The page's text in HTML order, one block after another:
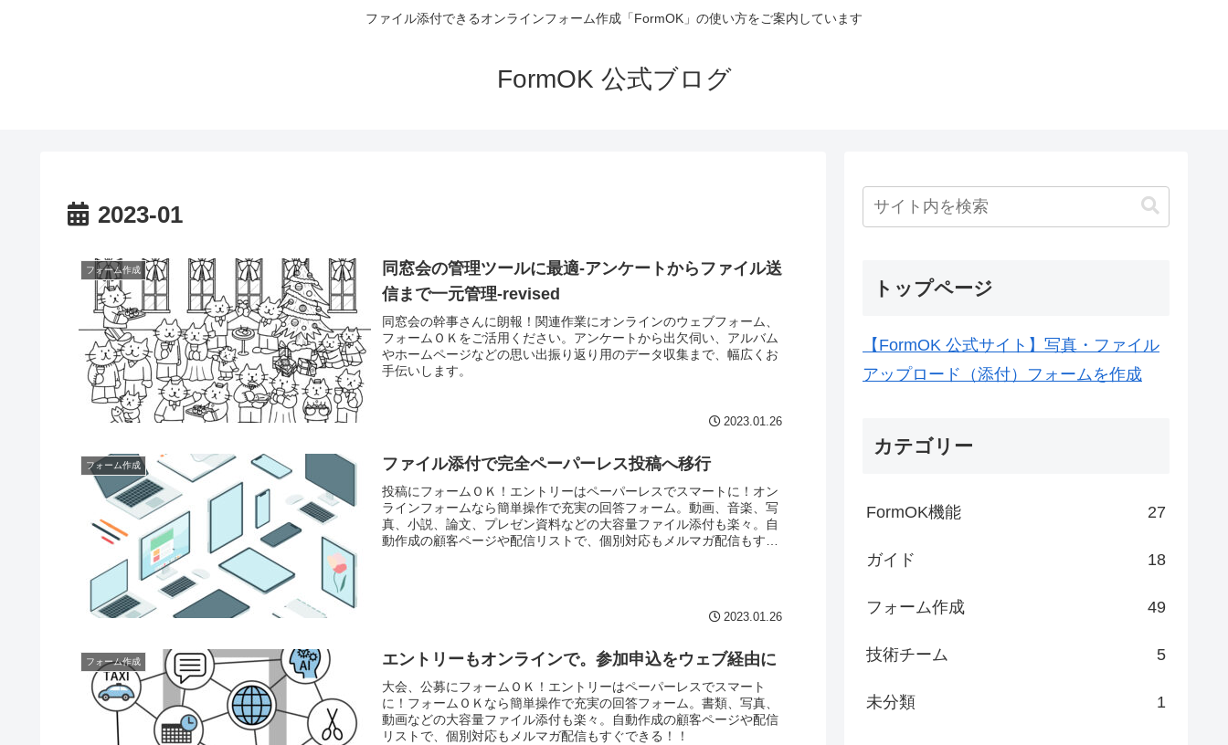
ファイル添付できるオンラインフォーム作成「FormOK」の使い方をご案内しています
FormOK 公式ブログ
2023-01
フォーム作成
同窓会の管理ツールに最適-アンケートからファイル送
信まで一元管理-revised
同窓会の幹事さんに朗報！関連作業にオンラインのウェブフォーム、
フォームＯＫをご活用ください。アンケートから出欠伺い、アルバム
やホームページなどの思い出振り返り用のデータ収集まで、幅広くお
手伝いします。
2023.01.26
フォーム作成 ファイル添付で完全ペーパーレス投稿へ移行
投稿にフォームＯＫ！エントリーはペーパーレスでスマートに！オン
ラインフォームなら簡単操作で充実の回答フォーム。動画、音楽、写
真、小説、論文、プレゼン資料などの大容量ファイル添付も楽々。自
動作成の顧客ページや配信リストで、個別対応もメルマガ配信もすぐ
2023.01.26
フォーム作成 エントリーもオンラインで。参加申込をウェブ経由に
大会、公募にフォームＯＫ！エントリーはペーパーレスでスマート
に！フォームＯＫなら簡単操作で充実の回答フォーム。書類、写真、
動画などの大容量ファイル添付も楽々。自動作成の顧客ページや配信
リストで、個別対応もメルマガ配信もすぐできる！！
トップページ
【FormOK 公式サイト】写真・ファイル
アップロード（添付）フォームを作成
カテゴリー
FormOK機能 27
ガイド 18
フォーム作成 49
技術チーム 5
未分類 1